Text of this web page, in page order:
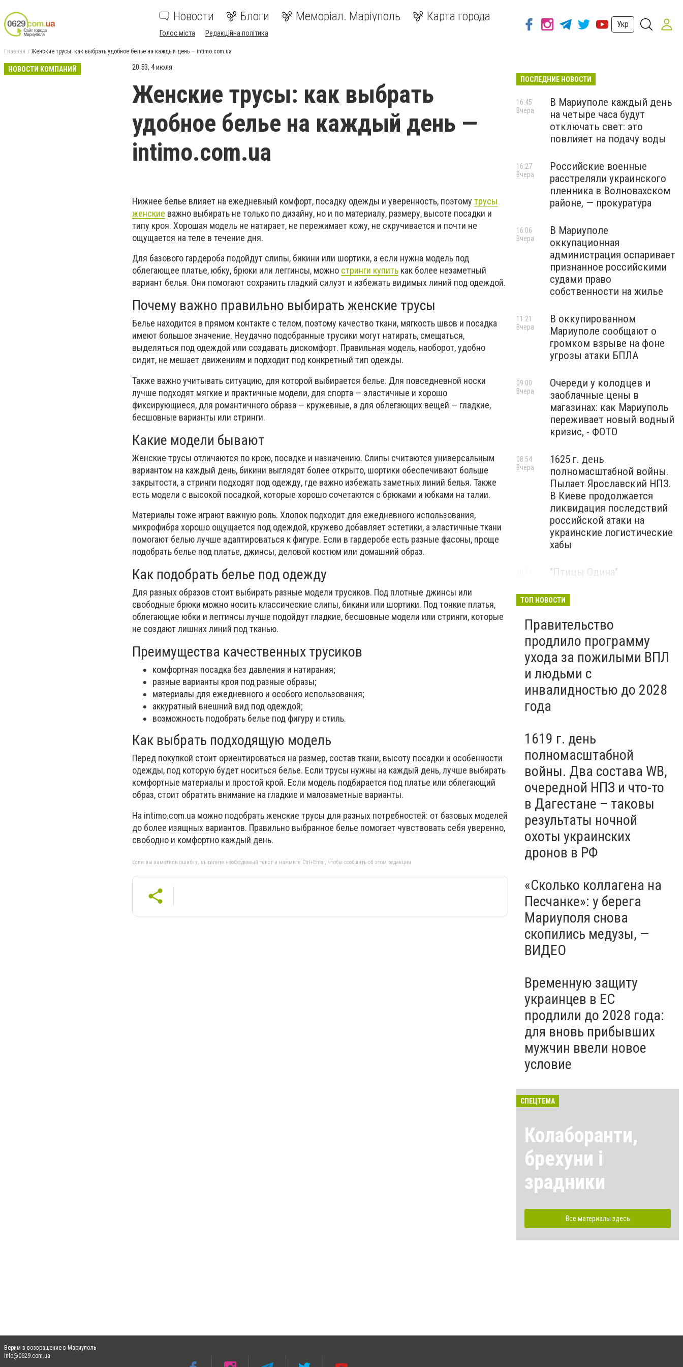
Новости Блоги Меморіал. Маріуполь Карта города
Голос міста Редакційна політика
Укр
Главная Женские трусы: как выбрать удобное белье на каждый день — intimo.com.ua
НОВОСТИ КОМПАНИЙ 20:53, 4 июля
Женские трусы: как выбрать
удобное белье на каждый день —
intimo.com.ua
Нижнее белье влияет на ежедневный комфорт, посадку одежды и уверенность, поэтому трусы
женские важно выбирать не только по дизайну, но и по материалу, размеру, высоте посадки и
типу кроя. Хорошая модель не натирает, не пережимает кожу, не скручивается и почти не
ощущается на теле в течение дня.
Для базового гардероба подойдут слипы, бикини или шортики, а если нужна модель под
облегающее платье, юбку, брюки или леггинсы, можно стринги купить как более незаметный
вариант белья. Они помогают сохранить гладкий силуэт и избежать видимых линий под одеждой.
Почему важно правильно выбирать женские трусы
Белье находится в прямом контакте с телом, поэтому качество ткани, мягкость швов и посадка
имеют большое значение. Неудачно подобранные трусики могут натирать, смещаться,
выделяться под одеждой или создавать дискомфорт. Правильная модель, наоборот, удобно
сидит, не мешает движениям и подходит под конкретный тип одежды.
Также важно учитывать ситуацию, для которой выбирается белье. Для повседневной носки
лучше подходят мягкие и практичные модели, для спорта — эластичные и хорошо
фиксирующиеся, для романтичного образа — кружевные, а для облегающих вещей — гладкие,
бесшовные варианты или стринги.
Какие модели бывают
Женские трусы отличаются по крою, посадке и назначению. Слипы считаются универсальным
вариантом на каждый день, бикини выглядят более открыто, шортики обеспечивают больше
закрытости, а стринги подходят под одежду, где важно избежать заметных линий белья. Также
есть модели с высокой посадкой, которые хорошо сочетаются с брюками и юбками на талии.
Материалы тоже играют важную роль. Хлопок подходит для ежедневного использования,
микрофибра хорошо ощущается под одеждой, кружево добавляет эстетики, а эластичные ткани
помогают белью лучше адаптироваться к фигуре. Если в гардеробе есть разные фасоны, проще
подобрать белье под платье, джинсы, деловой костюм или домашний образ.
Как подобрать белье под одежду
Для разных образов стоит выбирать разные модели трусиков. Под плотные джинсы или
свободные брюки можно носить классические слипы, бикини или шортики. Под тонкие платья,
облегающие юбки и леггинсы лучше подойдут гладкие, бесшовные модели или стринги, которые
не создают лишних линий под тканью.
Преимущества качественных трусиков
комфортная посадка без давления и натирания;
разные варианты кроя под разные образы;
материалы для ежедневного и особого использования;
аккуратный внешний вид под одеждой;
возможность подобрать белье под фигуру и стиль.
Как выбрать подходящую модель
Перед покупкой стоит ориентироваться на размер, состав ткани, высоту посадки и особенности
одежды, под которую будет носиться белье. Если трусы нужны на каждый день, лучше выбирать
комфортные материалы и простой крой. Если модель подбирается под платье или облегающий
образ, стоит обратить внимание на гладкие и малозаметные варианты.
На intimo.com.ua можно подобрать женские трусы для разных потребностей: от базовых моделей
до более изящных вариантов. Правильно выбранное белье помогает чувствовать себя уверенно,
свободно и комфортно каждый день.
Если вы заметили ошибку, выделите необходимый текст и нажмите Ctrl+Enter, чтобы сообщить об этом редакции
ПОСЛЕДНИЕ НОВОСТИ
В Мариуполе каждый день
на четыре часа будут
отключать свет: это
повлияет на подачу воды
16:45
Вчера
Российские военные
расстреляли украинского
пленника в Волновахском
районе, — прокуратура
16:27
Вчера
В Мариуполе
оккупационная
администрация оспаривает
признанное российскими
судами право
собственности на жилье
16:06
Вчера
В оккупированном
Мариуполе сообщают о
громком взрыве на фоне
угрозы атаки БПЛА
11:21
Вчера
Очереди у колодцев и
заоблачные цены в
магазинах: как Мариуполь
переживает новый водный
кризис, - ФОТО
09:00
Вчера
1625 г. день
полномасштабной войны.
Пылает Ярославский НПЗ.
В Киеве продолжается
ликвидация последствий
российской атаки на
украинские логистические
хабы
08:54
Вчера
"Птицы Одина"
неопубликованные кадры
боевой работы, - ВИДЕО
Мариуполец Андрей
Бедняков сыграет папу
Петрика Пяточкина в
новом украинском фильме,
- ФОТО
5 августа
ТОП НОВОСТИ
Правительство
продлило программу
ухода за пожилыми ВПЛ
и людьми с
инвалидностью до 2028
года
1619 г. день
полномасштабной
войны. Два состава WB,
очередной НПЗ и что-то
в Дагестане – таковы
результаты ночной
охоты украинских
дронов в РФ
«Сколько коллагена на
Песчанке»: у берега
Мариуполя снова
скопились медузы, —
ВИДЕО
Временную защиту
украинцев в ЕС
продлили до 2028 года:
для вновь прибывших
мужчин ввели новое
условие
СПЕЦТЕМА
Колаборанти,
брехуни і
зрадники
Все материалы здесь
Верим в возвращение в Мариуполь
info@0629.com.ua